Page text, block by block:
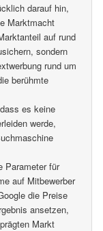
darauf hin,
Marktmacht
auf rund
sondern
rund um
berühmte
es keine
werde,
Parameter für
auf Mitbewerber
die Preise
ansetzen,
Markt